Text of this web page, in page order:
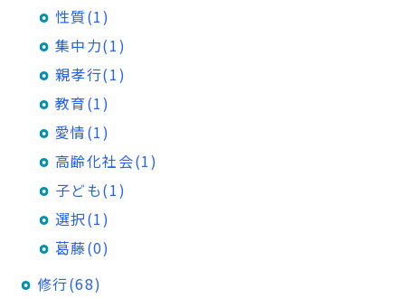
性質(1)
集中力(1)
親孝行(1)
教育(1)
愛情(1)
高齢化社会(1)
子ども(1)
選択(1)
葛藤(0)
修行(68)